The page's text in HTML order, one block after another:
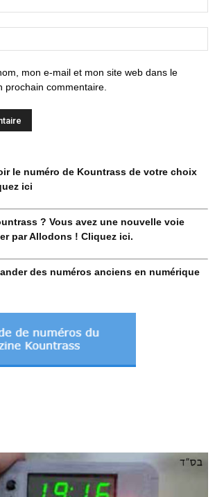
mon e-mail et mon site web dans le
prochain commentaire.
le numéro de Kountrass de votre choix
ici
? Vous avez une nouvelle voie
par Allodons ! Cliquez ici.
des numéros anciens en numérique